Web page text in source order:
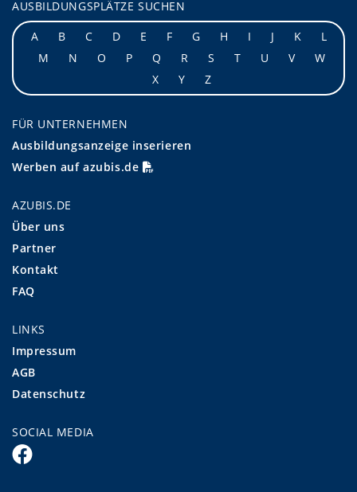
AUSBILDUNGSPLÄTZE SUCHEN
A
B C D E F G H I J K
L
M
N O P Q R S T U V
W
X
Y Z
FÜR UNTERNEHMEN
Ausbildungsanzeige inserieren
Werben auf azubis.de
AZUBIS.DE
Über uns
Partner
Kontakt
FAQ
LINKS
Impressum
AGB
Datenschutz
SOCIAL MEDIA